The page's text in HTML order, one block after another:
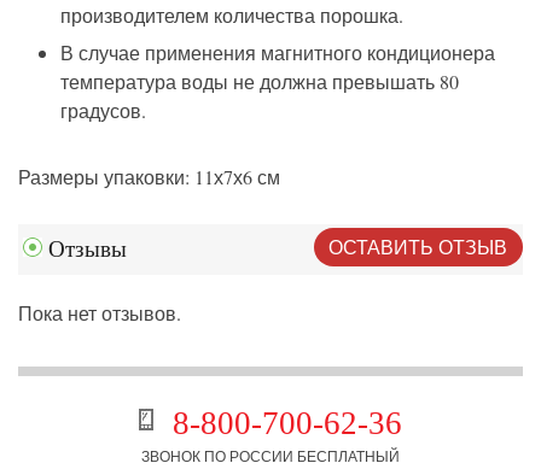
производителем количества порошка.
В случае применения магнитного кондиционера
температура воды не должна превышать 80
градусов.
Размеры упаковки: 11х7х6 см
Отзывы ОСТАВИТЬ ОТЗЫВ
Пока нет отзывов.
8-800-700-62-36
ЗВОНОК ПО РОССИИ БЕСПЛАТНЫЙ